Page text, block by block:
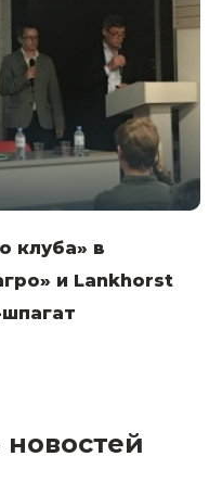
клуба» в
и Lankhorst
новостей